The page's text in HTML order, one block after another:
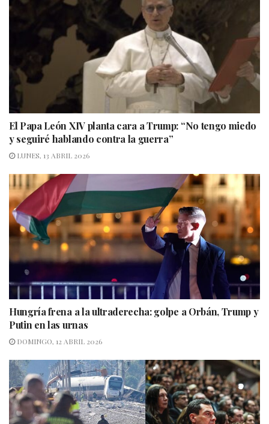
El Papa León XIV planta cara a Trump: “No tengo miedo
y seguiré hablando contra la guerra”
LUNES, 13 ABRIL 2026
Hungría frena a la ultraderecha: golpe a Orbán, Trump y
Putin en las urnas
DOMINGO, 12 ABRIL 2026